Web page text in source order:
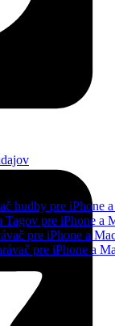
hudby pre iPhone
pre iPhone a
pre iPhone a
pre iPhone a